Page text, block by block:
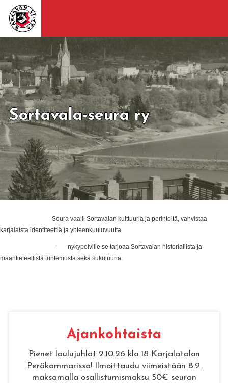
Sortavala-seura ry
Seura vaalii Sortavalan kulttuuria ja perinteitä, vahvistaa
karjalaista identiteettiä ja yhteenkuuluvuutta
- nykypolville se tarjoaa Sortavalan historiallista ja
maantieteellistä tuntemusta sekä sukujuuria.
Ajan­koh­tais­ta
Pienet laulujuhlat 2.10.26 klo 18 Karjalatalon
Peräkammarissa! Ilmoittaudu viimeistään 8.9.
maksamalla osallistumismaksu 50€ seuran